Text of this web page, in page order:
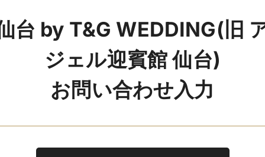
台 by T&G WEDDING(旧
ジェル迎賓館 仙台)
お問い合わせ入力